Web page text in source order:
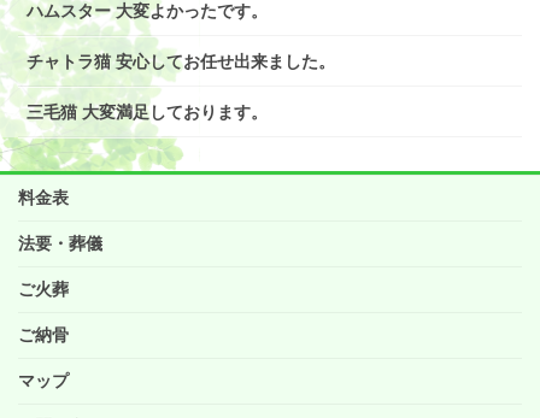
ハムスター 大変よかったです。
チャトラ猫 安心してお任せ出来ました。
三毛猫 大変満足しております。
料金表
法要・葬儀
ご火葬
ご納骨
マップ